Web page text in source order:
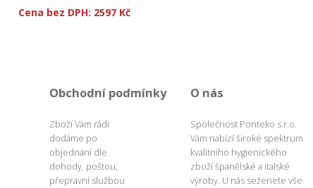
Cena bez DPH: 2597 Kč
Obchodní podmínky
Zboží Vám rádi
dodáme po
objednání dle
dohody, poštou,
přepravní službou
O nás
Společnost Ponteko s.r.o.
Vám nabízí široké spektrum
kvalitního hygienického
zboží španělské a italské
výroby. U nás seženete vše